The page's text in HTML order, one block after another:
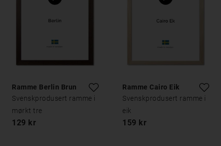
Ramme Berlin Brun
Svenskprodusert ramme i
mørkt tre
129 kr
Ramme Cairo Eik
Svenskprodusert ramme i
eik
159 kr